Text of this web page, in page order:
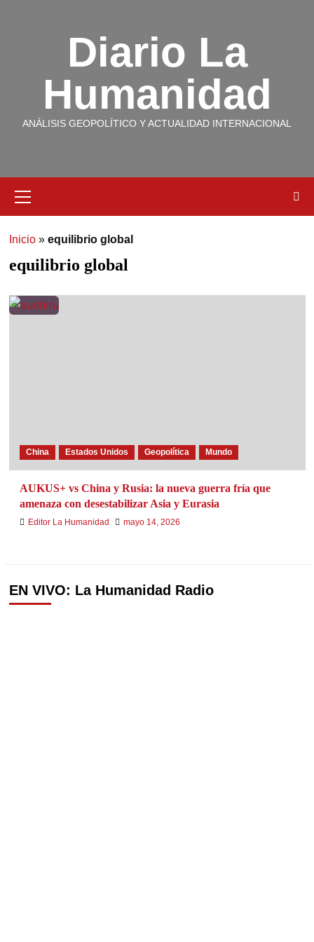
Diario La
Humanidad
ANÁLISIS GEOPOLÍTICO Y ACTUALIDAD INTERNACIONAL
Inicio» equilibrio global
equilibrio global
China Estados Unidos Geopolítica Mundo
AUKUS+ vs China y Rusia: la nueva guerra fría que
amenaza con desestabilizar Asia y Eurasia
Editor La Humanidad mayo 14, 2026
EN VIVO: La Humanidad Radio